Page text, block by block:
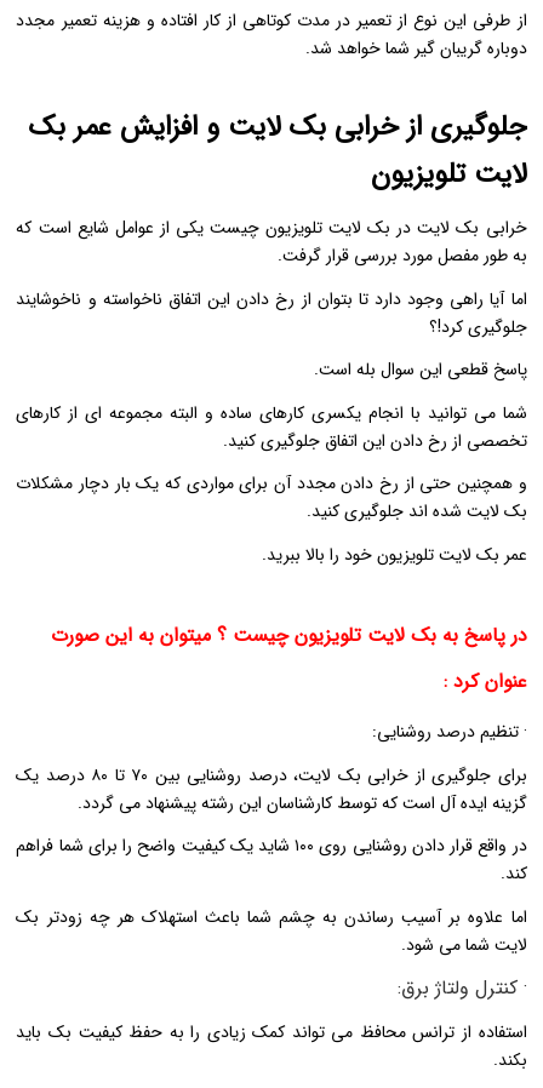
از طرفی این نوع از تعمیر در مدت کوتاهی از کار افتاده و هزینه تعمیر مجدد
دوباره گریبان گیر شما خواهد شد.
جلوگیری از خرابی بک لایت و افزایش عمر بک
لایت تلویزیون
خرابی بک لایت در بک لایت تلویزیون چیست یکی از عوامل شایع است که
به طور مفصل مورد بررسی قرار گرفت.
اما آیا راهی وجود دارد تا بتوان از رخ دادن این اتفاق ناخواسته و ناخوشایند
جلوگیری کرد!؟
پاسخ قطعی این سوال بله است.
شما می توانید با انجام یکسری کارهای ساده و البته مجموعه ای از کارهای
تخصصی از رخ دادن این اتفاق جلوگیری کنید.
و همچنین حتی از رخ دادن مجدد آن برای مواردی که یک بار دچار مشکلات
بک لایت شده اند جلوگیری کنید.
عمر بک لایت تلویزیون خود را بالا ببرید.
در پاسخ به بک لایت تلویزیون چیست ؟ میتوان به این صورت
عنوان کرد :
· تنظیم درصد روشنایی:
برای جلوگیری از خرابی بک لایت، درصد روشنایی بین ۷۰ تا ۸۰ درصد یک
گزینه ایده آل است که توسط کارشناسان این رشته پیشنهاد می گردد.
در واقع قرار دادن روشنایی روی ۱۰۰ شاید یک کیفیت واضح را برای شما فراهم
کند.
اما علاوه بر آسیب رساندن به چشم شما باعث استهلاک هر چه زودتر بک
لایت شما می شود.
· کنترل ولتاژ برق:
استفاده از ترانس محافظ می تواند کمک زیادی را به حفظ کیفیت بک باید
بکند.